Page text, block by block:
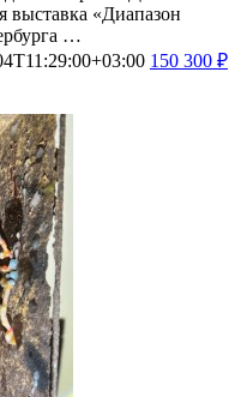
выставка «Диапазон
…
150 300 ₽